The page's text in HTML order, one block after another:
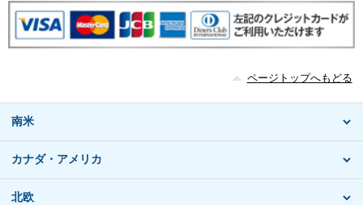
ページトップへもどる
南米
カナダ・アメリカ
北欧